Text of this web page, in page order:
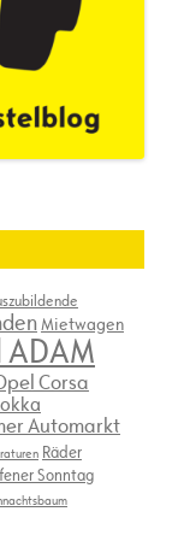
Mietwagen
Corsa
Automarkt
Räder
Sonntag